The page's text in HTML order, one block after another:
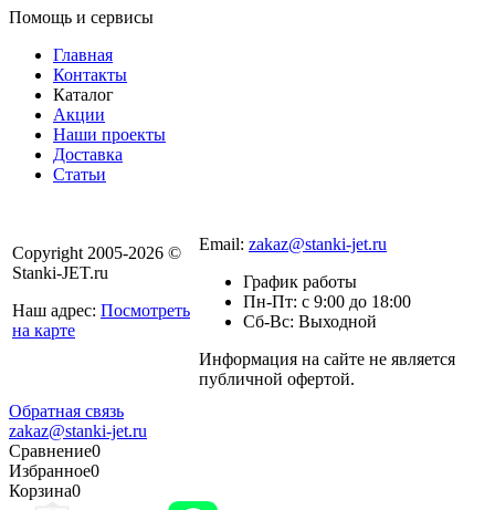
Помощь и сервисы
Главная
Контакты
Каталог
Акции
Наши проекты
Доставка
Статьи
Copyright 2005-2026 ©
Stanki-JET.ru
Наш адрес: Посмотреть
на карте
Email: zakaz@stanki-jet.ru
График работы
Пн-Пт: с 9:00 до 18:00
Сб-Вс: Выходной
Информация на сайте не является
публичной офертой.
Обратная связь
zakaz@stanki-jet.ru
Сравнение0
Избранное0
Корзина0